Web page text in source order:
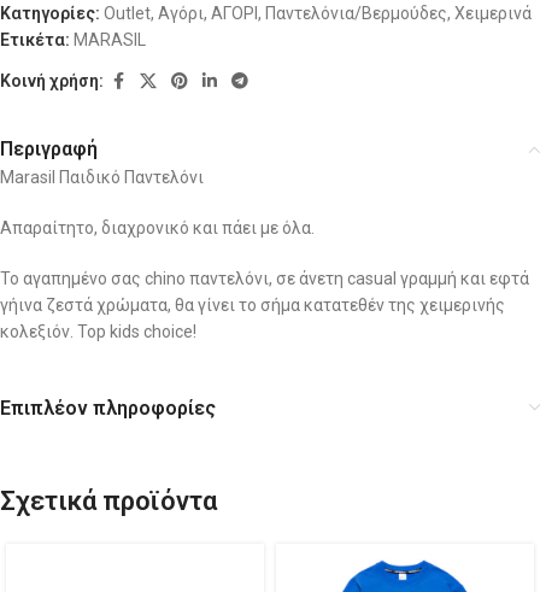
Κατηγορίες: Outlet, Αγόρι, ΑΓΟΡΙ , Παντελόνια/Βερμούδες, Χειμερινά
Ετικέτα: MARASIL
Κοινή χρήση:
Περιγραφή
Marasil Παιδικό Παντελόνι
Απαραίτητο, διαχρονικό και πάει με όλα.
Το αγαπημένο σας chino παντελόνι, σε άνετη casual γραμμή και εφτά
γήινα ζεστά χρώματα, θα γίνει το σήμα κατατεθέν της χειμερινής
κολεξιόν. Top kids choice!
Επιπλέον πληροφορίες
Σχετικά προϊόντα